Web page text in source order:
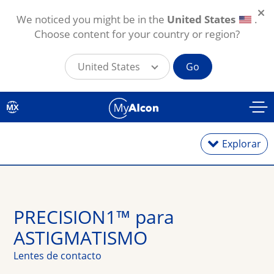
Skip to main content
MX
Explorar
Lentes mensuales
PRECISION1™ para
ASTIGMATISMO
Lentes de contacto
We noticed you might be in the United States
.
Choose content for your country or region?
United States Go